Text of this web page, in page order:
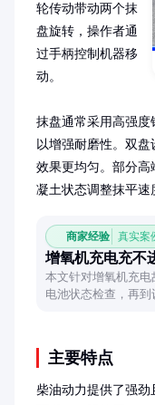
轮传动带动两个抹
盘旋转，操作者通
过手柄控制机器移
动。
抹盘通常采用高强度
以增强耐磨性。双
效果更均匀。部分
凝土状态调整抹平速
商家经验 真实案
增氧机充电充不
本文针对增氧机充电
电池状态检查，再
主要特点
柴油动力提供了强